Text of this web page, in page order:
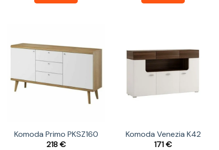
Komoda Primo PKSZ160
218€
Komoda Venezia K42
171€